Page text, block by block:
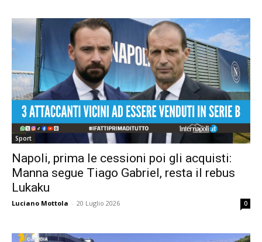
Sport
Napoli, prima le cessioni poi gli acquisti:
Manna segue Tiago Gabriel, resta il rebus
Lukaku
Luciano Mottola - 20 Luglio 2026 0